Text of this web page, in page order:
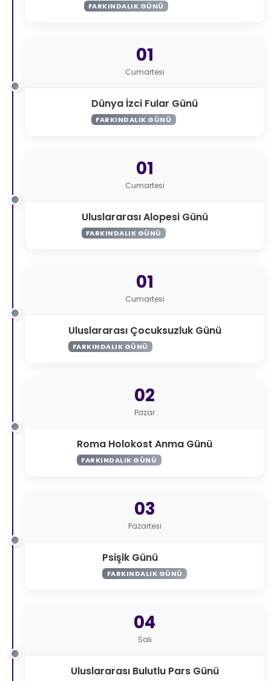
FARKINDALIK GÜNÜ
01
Cumartesi
Dünya İzci Fular Günü
FARKINDALIK GÜNÜ
01
Cumartesi
Uluslararası Alopesi Günü
FARKINDALIK GÜNÜ
01
Cumartesi
Uluslararası Çocuksuzluk Günü
FARKINDALIK GÜNÜ
02
Pazar
Roma Holokost Anma Günü
FARKINDALIK GÜNÜ
03
Pazartesi
Psişik Günü
FARKINDALIK GÜNÜ
04
Salı
Uluslararası Bulutlu Pars Günü